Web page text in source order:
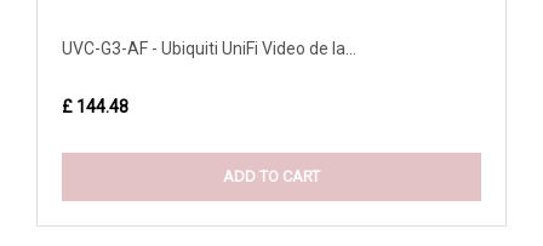
UVC-G3-AF - Ubiquiti UniFi Video de la...
£ 144.48
ADD TO CART